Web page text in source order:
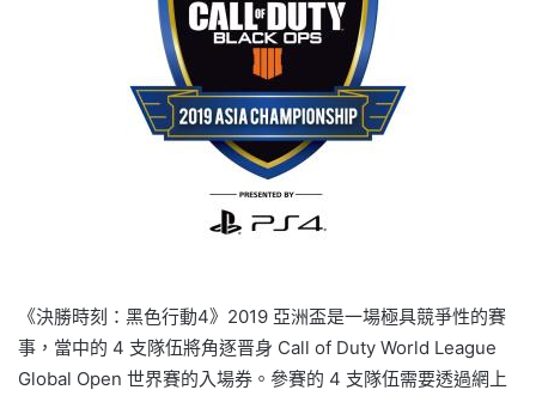
《決勝時刻：黑色行動4》2019 亞洲盃是一場極具競爭性的賽
事，當中的 4 支隊伍將角逐晋身 Call of Duty World League
Global Open 世界賽的入場券。參賽的 4 支隊伍需要透過網上